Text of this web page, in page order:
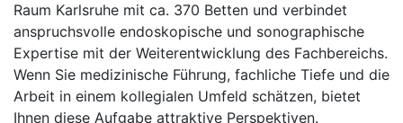
Raum Karlsruhe mit ca. 370 Betten und verbindet
anspruchsvolle endoskopische und sonographische
Expertise mit der Weiterentwicklung des Fachbereichs.
Wenn Sie medizinische Führung, fachliche Tiefe und die
Arbeit in einem kollegialen Umfeld schätzen, bietet
Ihnen diese Aufgabe attraktive Perspektiven.